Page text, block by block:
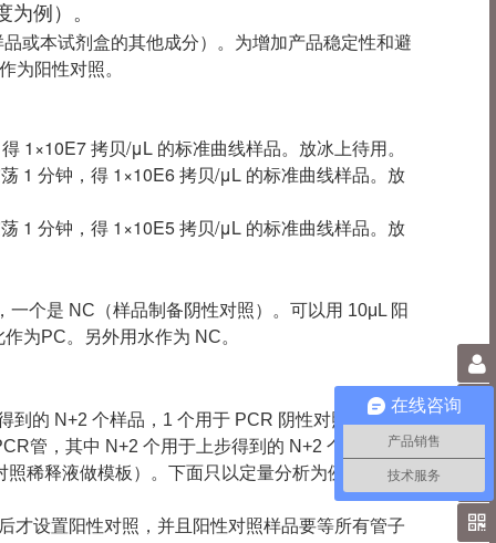
例）。
或本试剂盒的其他成分）。为增加产品稳定性和避
阳性对照。
1×10E7 拷贝/μL 的标准曲线样品。放冰上待用。
1 分钟，得 1×10E6 拷贝/μL 的标准曲线样品。放
1 分钟，得 1×10E5 拷贝/μL 的标准曲线样品。放
个是 NC（样品制备阴性对照）。可以用 10μL 阳
为PC。另外用水作为 NC。
的 N+2 个样品，1 个用于 PCR 阴性对照（用水
管，其中 N+2 个用于上步得到的 N+2 个样品，1
稀释液做模板）。下面只以定量分析为例描述操作
才设置阳性对照，并且阳性对照样品要等所有管子
在线咨询
产品销售
技术服务